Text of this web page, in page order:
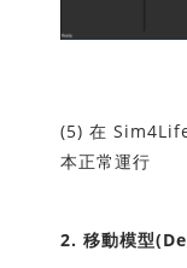
(5) 在
本正常運行
2. 移動模型